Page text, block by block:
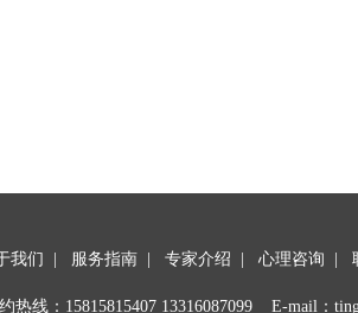
我们 服务指南| 专家介绍 心理咨询
热线： 1581581540713316087099 E-mail：